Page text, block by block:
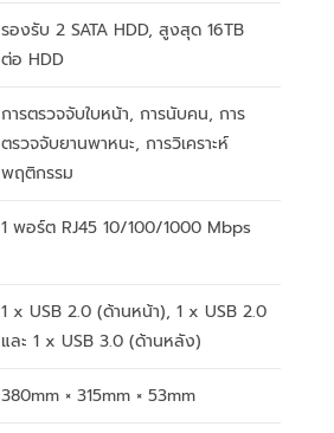
รองรับ 2 SATA HDD, สูงสุด 16TB
ต่อ HDD
การตรวจจับใบหน้า, การนับคน, การ
ตรวจจับยานพาหนะ, การวิเคราะห์
พฤติกรรม
1 พอร์ต RJ45 10/100/1000 Mbps
1 x USB 2.0 (ด้านหน้า), 1 x USB 2.0
และ 1 x USB 3.0 (ด้านหลัง)
380mm × 315mm × 53mm